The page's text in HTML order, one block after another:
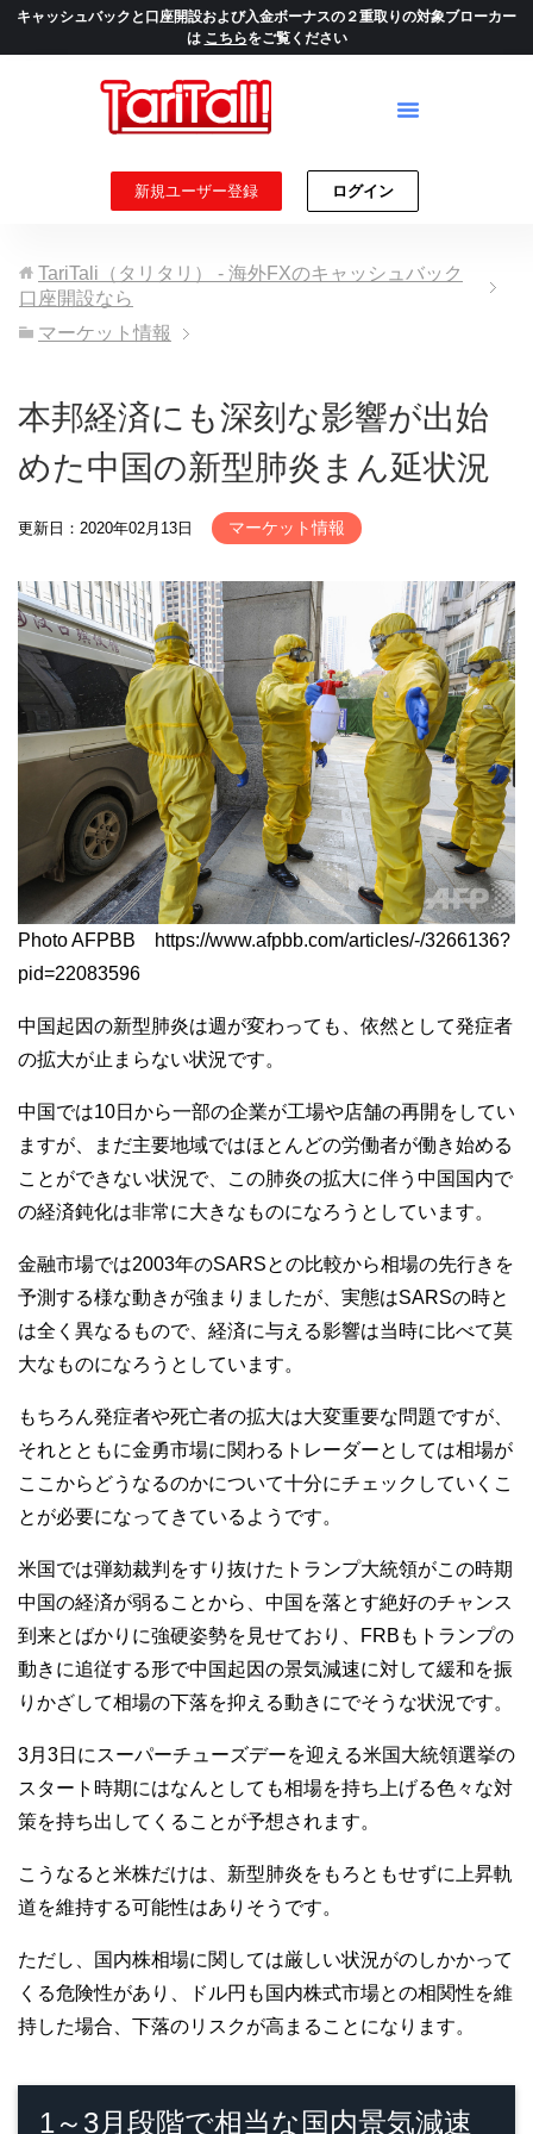
キャッシュバックと口座開設および入金ボーナスの２重取りの対象ブローカー
は こちらをご覧ください
新規ユーザー登録 ログイン
TariTali（タリタリ） - 海外FXのキャッシュバック
口座開設なら
マーケット情報
本邦経済にも深刻な影響が出始
めた中国の新型肺炎まん延状況
更新日：2020年02月13日 マーケット情報
Photo AFPBB https://www.afpbb.com/articles/-/3266136?
pid=22083596
中国起因の新型肺炎は週が変わっても、依然として発症者
の拡大が止まらない状況です。
中国では10日から一部の企業が工場や店舗の再開をしてい
ますが、まだ主要地域ではほとんどの労働者が働き始める
ことができない状況で、この肺炎の拡大に伴う中国国内で
の経済鈍化は非常に大きなものになろうとしています。
金融市場では2003年のSARSとの比較から相場の先行きを
予測する様な動きが強まりましたが、実態はSARSの時と
は全く異なるもので、経済に与える影響は当時に比べて莫
大なものになろうとしています。
もちろん発症者や死亡者の拡大は大変重要な問題ですが、
それとともに金勇市場に関わるトレーダーとしては相場が
ここからどうなるのかについて十分にチェックしていくこ
とが必要になってきているようです。
米国では弾劾裁判をすり抜けたトランプ大統領がこの時期
中国の経済が弱ることから、中国を落とす絶好のチャンス
到来とばかりに強硬姿勢を見せており、FRBもトランプの
動きに追従する形で中国起因の景気減速に対して緩和を振
りかざして相場の下落を抑える動きにでそうな状況です。
3月3日にスーパーチューズデーを迎える米国大統領選挙の
スタート時期にはなんとしても相場を持ち上げる色々な対
策を持ち出してくることが予想されます。
こうなると米株だけは、新型肺炎をもろともせずに上昇軌
道を維持する可能性はありそうです。
ただし、国内株相場に関しては厳しい状況がのしかかって
くる危険性があり、ドル円も国内株式市場との相関性を維
持した場合、下落のリスクが高まることになります。
1～3月段階で相当な国内景気減速